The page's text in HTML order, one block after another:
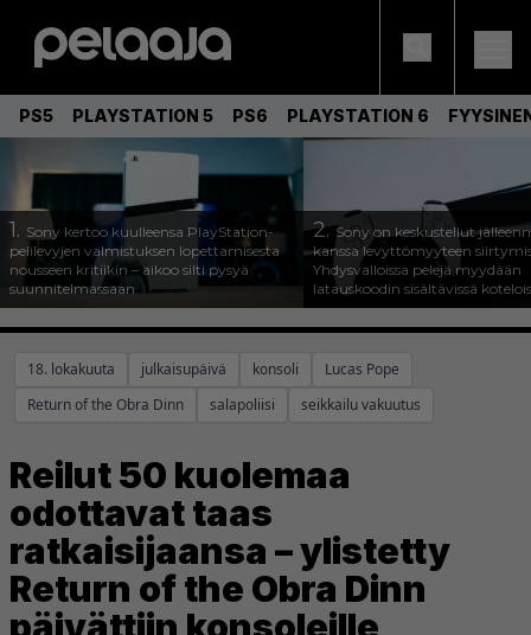
PS5 PLAYSTATION 5 PS6 PLAYSTATION 6
1. Sony kertoo kuulleensa PlayStation-
pelilevyjen valmistuksen lopettamisesta
nousseen kritiikin – aikoo silti pysyä
suunnitelmassaan
2.Sony on keskustellut
kanssa levyttömyyteen
Yhdysvalloissa pelejä myydään
latauskoodin sisältävissä
18. lokakuuta julkaisupäivä konsoli
Lucas Pope
Return of the Obra Dinn
salapoliisi seikkailu vakuutus
Reilut 50 kuolemaa
odottavat taas
ratkaisijaansa – ylistetty
Return of the Obra Dinn